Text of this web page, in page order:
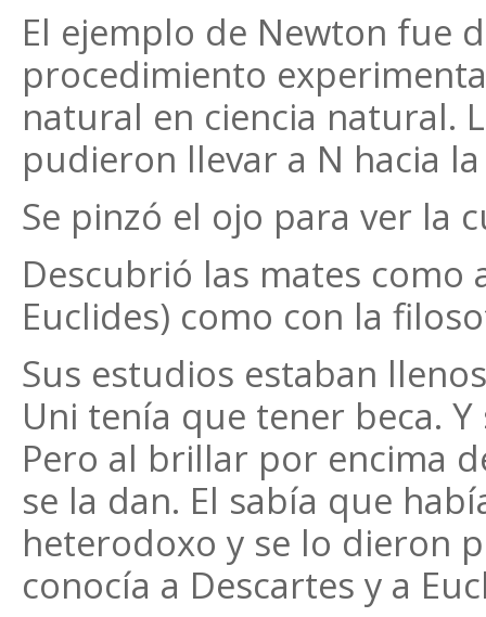
El ejemplo de Newton fue
procedimiento
natural en ciencia natural.
pudieron llevar a N hacia
Se pinzó el ojo para ver la
Descubrió las mates como
Euclides) como con la
Sus estudios estaban
Uni tenía que tener beca.
Pero al brillar por encima
se la dan. El sabía que
heterodoxo y se lo dieron
conocía a Descartes y a